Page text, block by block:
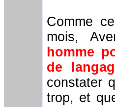
Comme
mois,
homme
de
constater
trop, et